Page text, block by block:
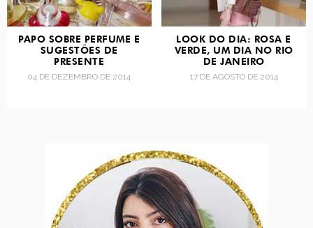
PAPO SOBRE PERFUME E
SUGESTÕES DE
PRESENTE
04 DE DEZEMBRO DE 2014
LOOK DO DIA: ROSA E
VERDE, UM DIA NO RIO
DE JANEIRO
17 DE AGOSTO DE 2014